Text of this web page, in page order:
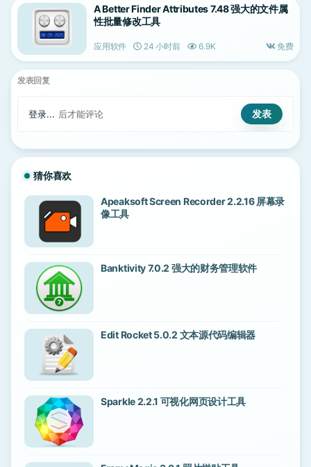
A Better Finder Attributes 7.48 强大的文件属
性批量修改工具
应用软件 24 小时前 6.9K 免费
发表回复
登录... 后才能评论
猜你喜欢
Apeaksoft Screen Recorder 2.2.16 屏幕录
像工具
Banktivity 7.0.2 强大的财务管理软件
Edit Rocket 5.0.2 文本源代码编辑器
Sparkle 2.2.1 可视化网页设计工具